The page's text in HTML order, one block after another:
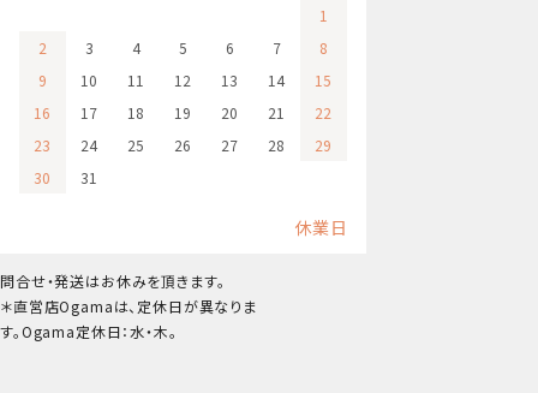
1
2
3 4 5 6 7
8
9
10 11 12 13 14
15
16
17 18 19 20 21
22
23
24 25 26 27 28
29
30
31
休業日
問合せ・発送はお休みを頂きます。
＊直営店Ogamaは、定休日が異なりま
す。Ogama定休日：水・木。